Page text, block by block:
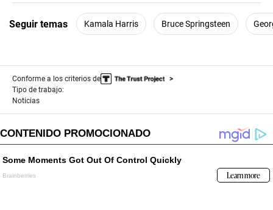
Seguir temas Kamala Harris Bruce Springsteen
Conforme a los criterios de
Tipo de trabajo:
Noticias